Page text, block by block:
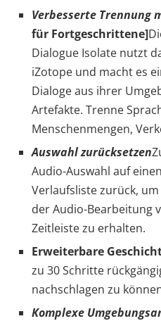
Verbesserte Trennung
für Fortgeschrittene]
Dialogue Isolate nutzt
iZotope und macht es
Dialoge aus ihrer
Artefakte. Trenne
Menschenmengen,
Auswahl zurücksetzen
Audio-Auswahl auf
Verlaufsliste zurück,
der Audio-Bearbeitung
Zeitleiste zu erhalten.
Erweiterbare
zu 30 Schritte
nachschlagen zu
Komplexe